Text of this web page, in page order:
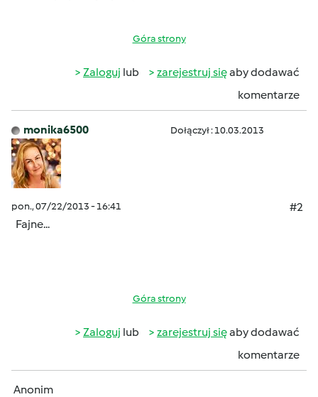
Góra strony
Zaloguj lub zarejestruj sięaby dodawać
komentarze
monika6500 Dołączył : 10.03.2013
pon., 07/22/2013 - 16:41
#2
Fajne...
Góra strony
Zaloguj lub zarejestruj sięaby dodawać
komentarze
Anonim